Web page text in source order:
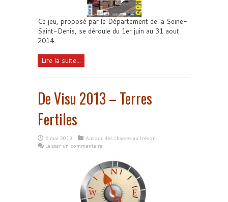
Ce jeu, proposé par le Département de la Seine-
Saint-Denis, se déroule du 1er juin au 31 aout
2014
Lire la suite...
De Visu 2013 – Terres
Fertiles
6 mai 2013
Autour des chasses au trésor
Laisser un commentaire